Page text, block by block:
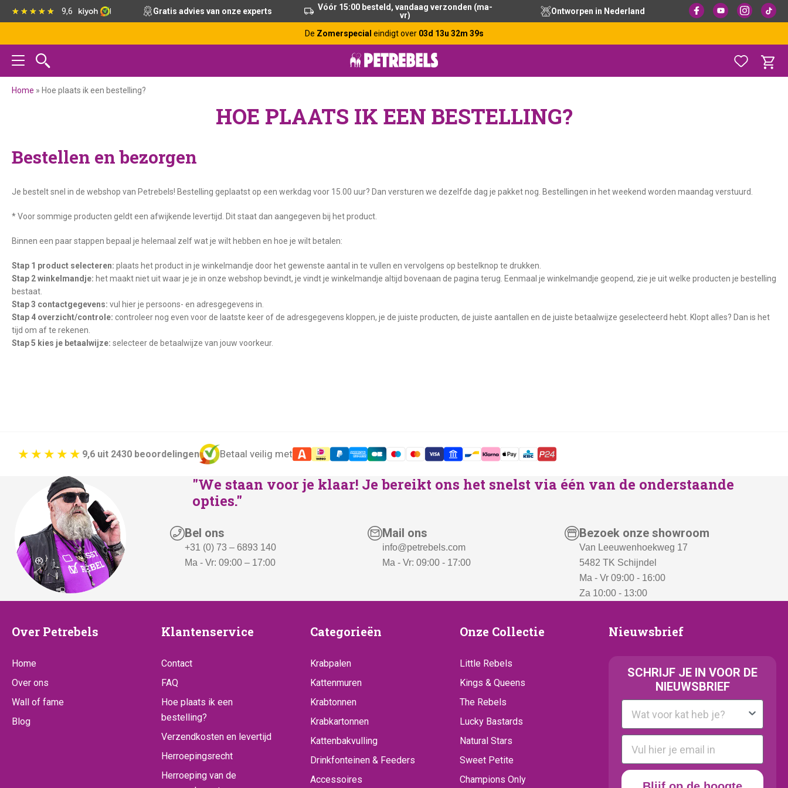
Spring
hoofdnavigatie
Door
hoofd
inhoud
Spring
voettekst
9,6 Gratis advies van onze experts
Vóór 15:00 besteld, vandaag verzonden (ma-
vr)
Ontworpen in Nederland
De Zomerspecial eindigt over 03d 13u 32m 38s
Home » Hoe plaats ik een bestelling?
HOE PLAATS IK EEN BESTELLING?
Bestellen en bezorgen
Je bestelt snel in de webshop van Petrebels! Bestelling geplaatst op een werkdag voor 15.00 uur? Dan versturen we dezelfde dag je pakket nog. Bestellingen in het weekend worden maandag verstuurd.
* Voor sommige producten geldt een afwijkende levertijd. Dit staat dan aangegeven bij het product.
Binnen een paar stappen bepaal je helemaal zelf wat je wilt hebben en hoe je wilt betalen:
Stap 1 product selecteren: plaats het product in je winkelmandje door het gewenste aantal in te vullen en vervolgens op bestelknop te drukken.
Stap 2 winkelmandje: het maakt niet uit waar je je in onze webshop bevindt, je vindt je winkelmandje altijd bovenaan de pagina terug. Eenmaal je winkelmandje geopend, zie je uit welke producten je bestelling
bestaat.
Stap 3 contactgegevens: vul hier je persoons- en adresgegevens in.
Stap 4 overzicht/controle: controleer nog even voor de laatste keer of de adresgegevens kloppen, je de juiste producten, de juiste aantallen en de juiste betaalwijze geselecteerd hebt. Klopt alles? Dan is het
tijd om af te rekenen.
Stap 5 kies je betaalwijze: selecteer de betaalwijze van jouw voorkeur.
Betaal veilig met
9,6 uit 2430 beoordelingen
"We staan voor je klaar! Je bereikt ons het snelst via één van de onderstaande
opties."
Bel ons
+31 (0) 73 – 6893 140
Ma - Vr: 09:00 – 17:00
Mail ons
info@petrebels.com
Ma - Vr: 09:00 - 17:00
Bezoek onze showroom
Van Leeuwenhoekweg 17
5482 TK Schijndel
Ma - Vr 09:00 - 16:00
Za 10:00 - 13:00
Over
Petrebels
Over Petrebels
Home
Over ons
Wall of fame
Blog
Klantenservice
Klantenservice
Contact
FAQ
Hoe plaats ik een
bestelling?
Verzendkosten en levertijd
Herroepingsrecht
Herroeping van de
Categorieën
Categorieën
Krabpalen
Kattenmuren
Krabtonnen
Krabkartonnen
Kattenbakvulling
Drinkfonteinen & Feeders
Accessoires
Onze
Collectie
Onze Collectie
Little Rebels
Kings & Queens
The Rebels
Lucky Bastards
Natural Stars
Sweet Petite
Champions Only
Nieuwsbrief
Nieuwsbrief
SCHRIJF JE IN VOOR DE
NIEUWSBRIEF
Kattenras
E-mail